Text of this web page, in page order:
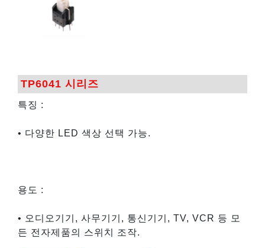
TP6041 시리즈
특징 :
• 다양한 LED 색상 선택 가능.
용도 :
• 오디오기기, 사무기기, 통신기기, TV, VCR 등 모
든 전자제품의 스위치 조작.